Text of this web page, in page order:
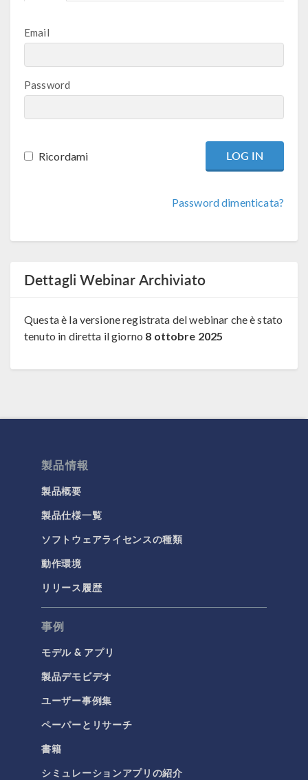
Email
Password
Ricordami
Password dimenticata?
Dettagli Webinar Archiviato
Questa è la versione registrata del webinar che è stato
tenuto in diretta il giorno 8 ottobre 2025
製品情報
製品概要
製品仕様一覧
ソフトウェアライセンスの種類
動作環境
リリース履歴
事例
モデル & アプリ
製品デモビデオ
ユーザー事例集
ペーパーとリサーチ
書籍
シミュレーションアプリの紹介